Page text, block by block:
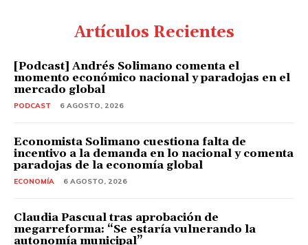
Artículos Recientes
[Podcast] Andrés Solimano comenta el
momento económico nacional y paradojas en el
mercado global
PODCAST 6 AGOSTO, 2026
Economista Solimano cuestiona falta de
incentivo a la demanda en lo nacional y comenta
paradojas de la economía global
ECONOMÍA 6 AGOSTO, 2026
Claudia Pascual tras aprobación de
megarreforma: “Se estaría vulnerando la
autonomía municipal”